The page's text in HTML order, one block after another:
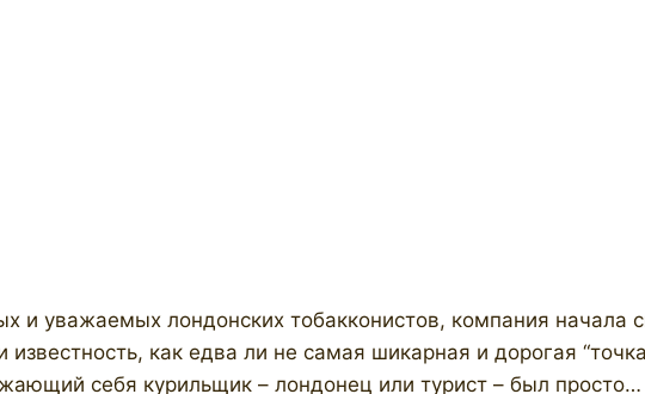
и уважаемых лондонских тобакконистов, компания начала
известность, как едва ли не самая шикарная и дорогая
себя курильщик – лондонец или турист – был просто…